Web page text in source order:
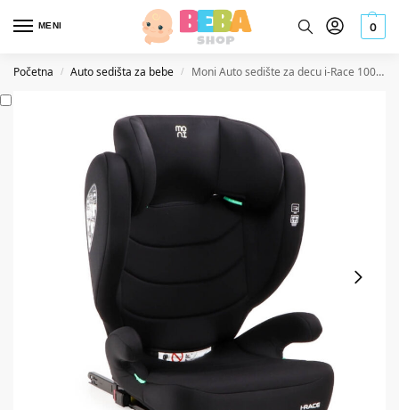
MENI 0
Početna / Auto sedišta za bebe / Moni Auto sedište za decu i-Race 100-150cm Cosmo Black